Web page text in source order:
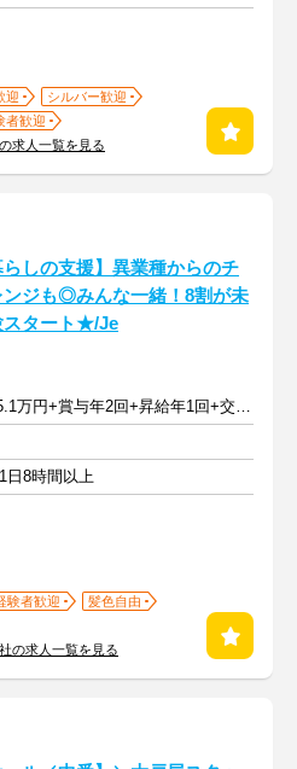
迎
シルバー歓迎
者歓迎
求人一覧を見る
らしの支援】異業種からのチ
ンジも◎みんな一緒！8割が未
スタート★/Je
月給28～45.1万円+賞与年2回+昇給年1回+交通費全額
日8時間以上
験者歓迎
髪色自由
の求人一覧を見る